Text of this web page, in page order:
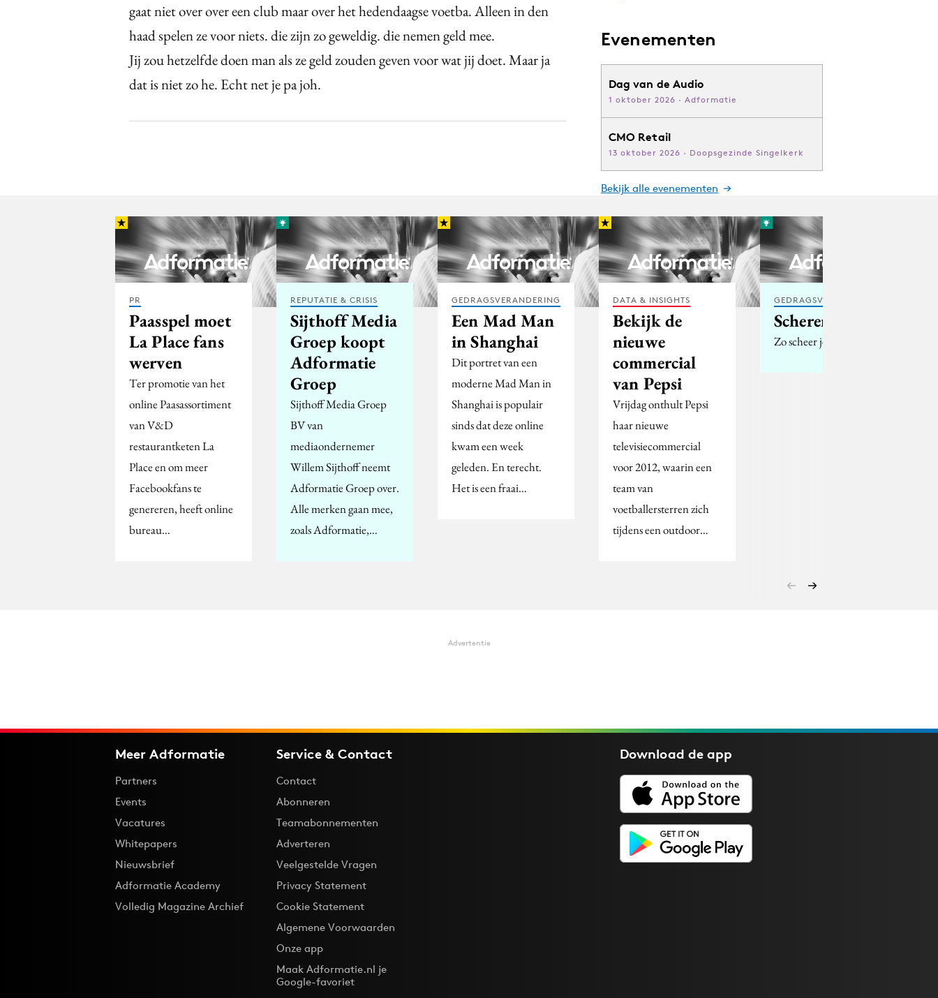
gaat niet over over een club maar over het hedendaagse voetba. Alleen in den
haad spelen ze voor niets. die zijn zo geweldig. die nemen geld mee.
Jij zou hetzelfde doen man als ze geld zouden geven voor wat jij doet. Maar ja
dat is niet zo he. Echt net je pa joh.
Evenementen
Dag van de Audio
1 oktober 2026 · Adformatie
CMO Retail
13 oktober 2026 · Doopsgezinde Singelkerk
Bekijk alle evenementen
PR
Paasspel moet
La Place fans
werven
Ter promotie van het
online Paasassortiment
van V&D
restaurantketen La
Place en om meer
Facebookfans te
genereren, heeft online
bureau…
REPUTATIE & CRISIS
Sijthoff Media
Groep koopt
Adformatie
Groep
Sijthoff Media Groep
BV van
mediaondernemer
Willem Sijthoff neemt
Adformatie Groep over.
Alle merken gaan mee,
zoals Adformatie,…
GEDRAGSVERANDERING
Een Mad Man
in Shanghai
Dit portret van een
moderne Mad Man in
Shanghai is populair
sinds dat deze online
kwam een week
geleden. En terecht.
Het is een fraai…
DATA & INSIGHTS
Bekijk de
nieuwe
commercial
van Pepsi
Vrijdag onthult Pepsi
haar nieuwe
televisiecommercial
voor 2012, waarin een
team van
voetballersterren zich
tijdens een outdoor…
GEDRAGSVERANDERING
Scheren
Zo scheer je met Schick.
Advertentie
Meer Adformatie
Partners
Events
Vacatures
Whitepapers
Nieuwsbrief
Adformatie Academy
Volledig Magazine Archief
Service & Contact
Contact
Abonneren
Teamabonnementen
Adverteren
Veelgestelde Vragen
Privacy Statement
Cookie Statement
Algemene Voorwaarden
Onze app
Maak Adformatie.nl je
Google-favoriet
Download deapp